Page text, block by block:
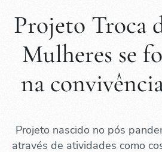
Projeto Troca
Mulheres se
na
Projeto nascido no pós
através de atividades como